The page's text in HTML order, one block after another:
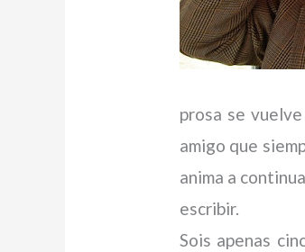
prosa se
amigo que
anima a
escribir.
Sois apenas